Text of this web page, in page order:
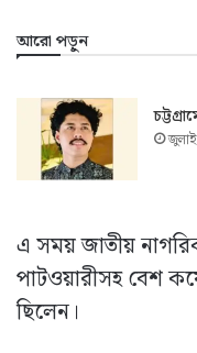
আরো পড়ুন
এ সময় জাতীয়
পাটওয়ারীসহ বেশ
ছিলেন।